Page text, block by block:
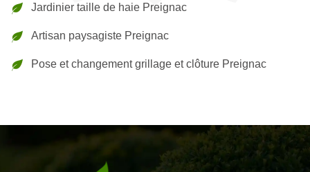
Jardinier taille de haie Preignac
Artisan paysagiste Preignac
Pose et changement grillage et clôture Preignac